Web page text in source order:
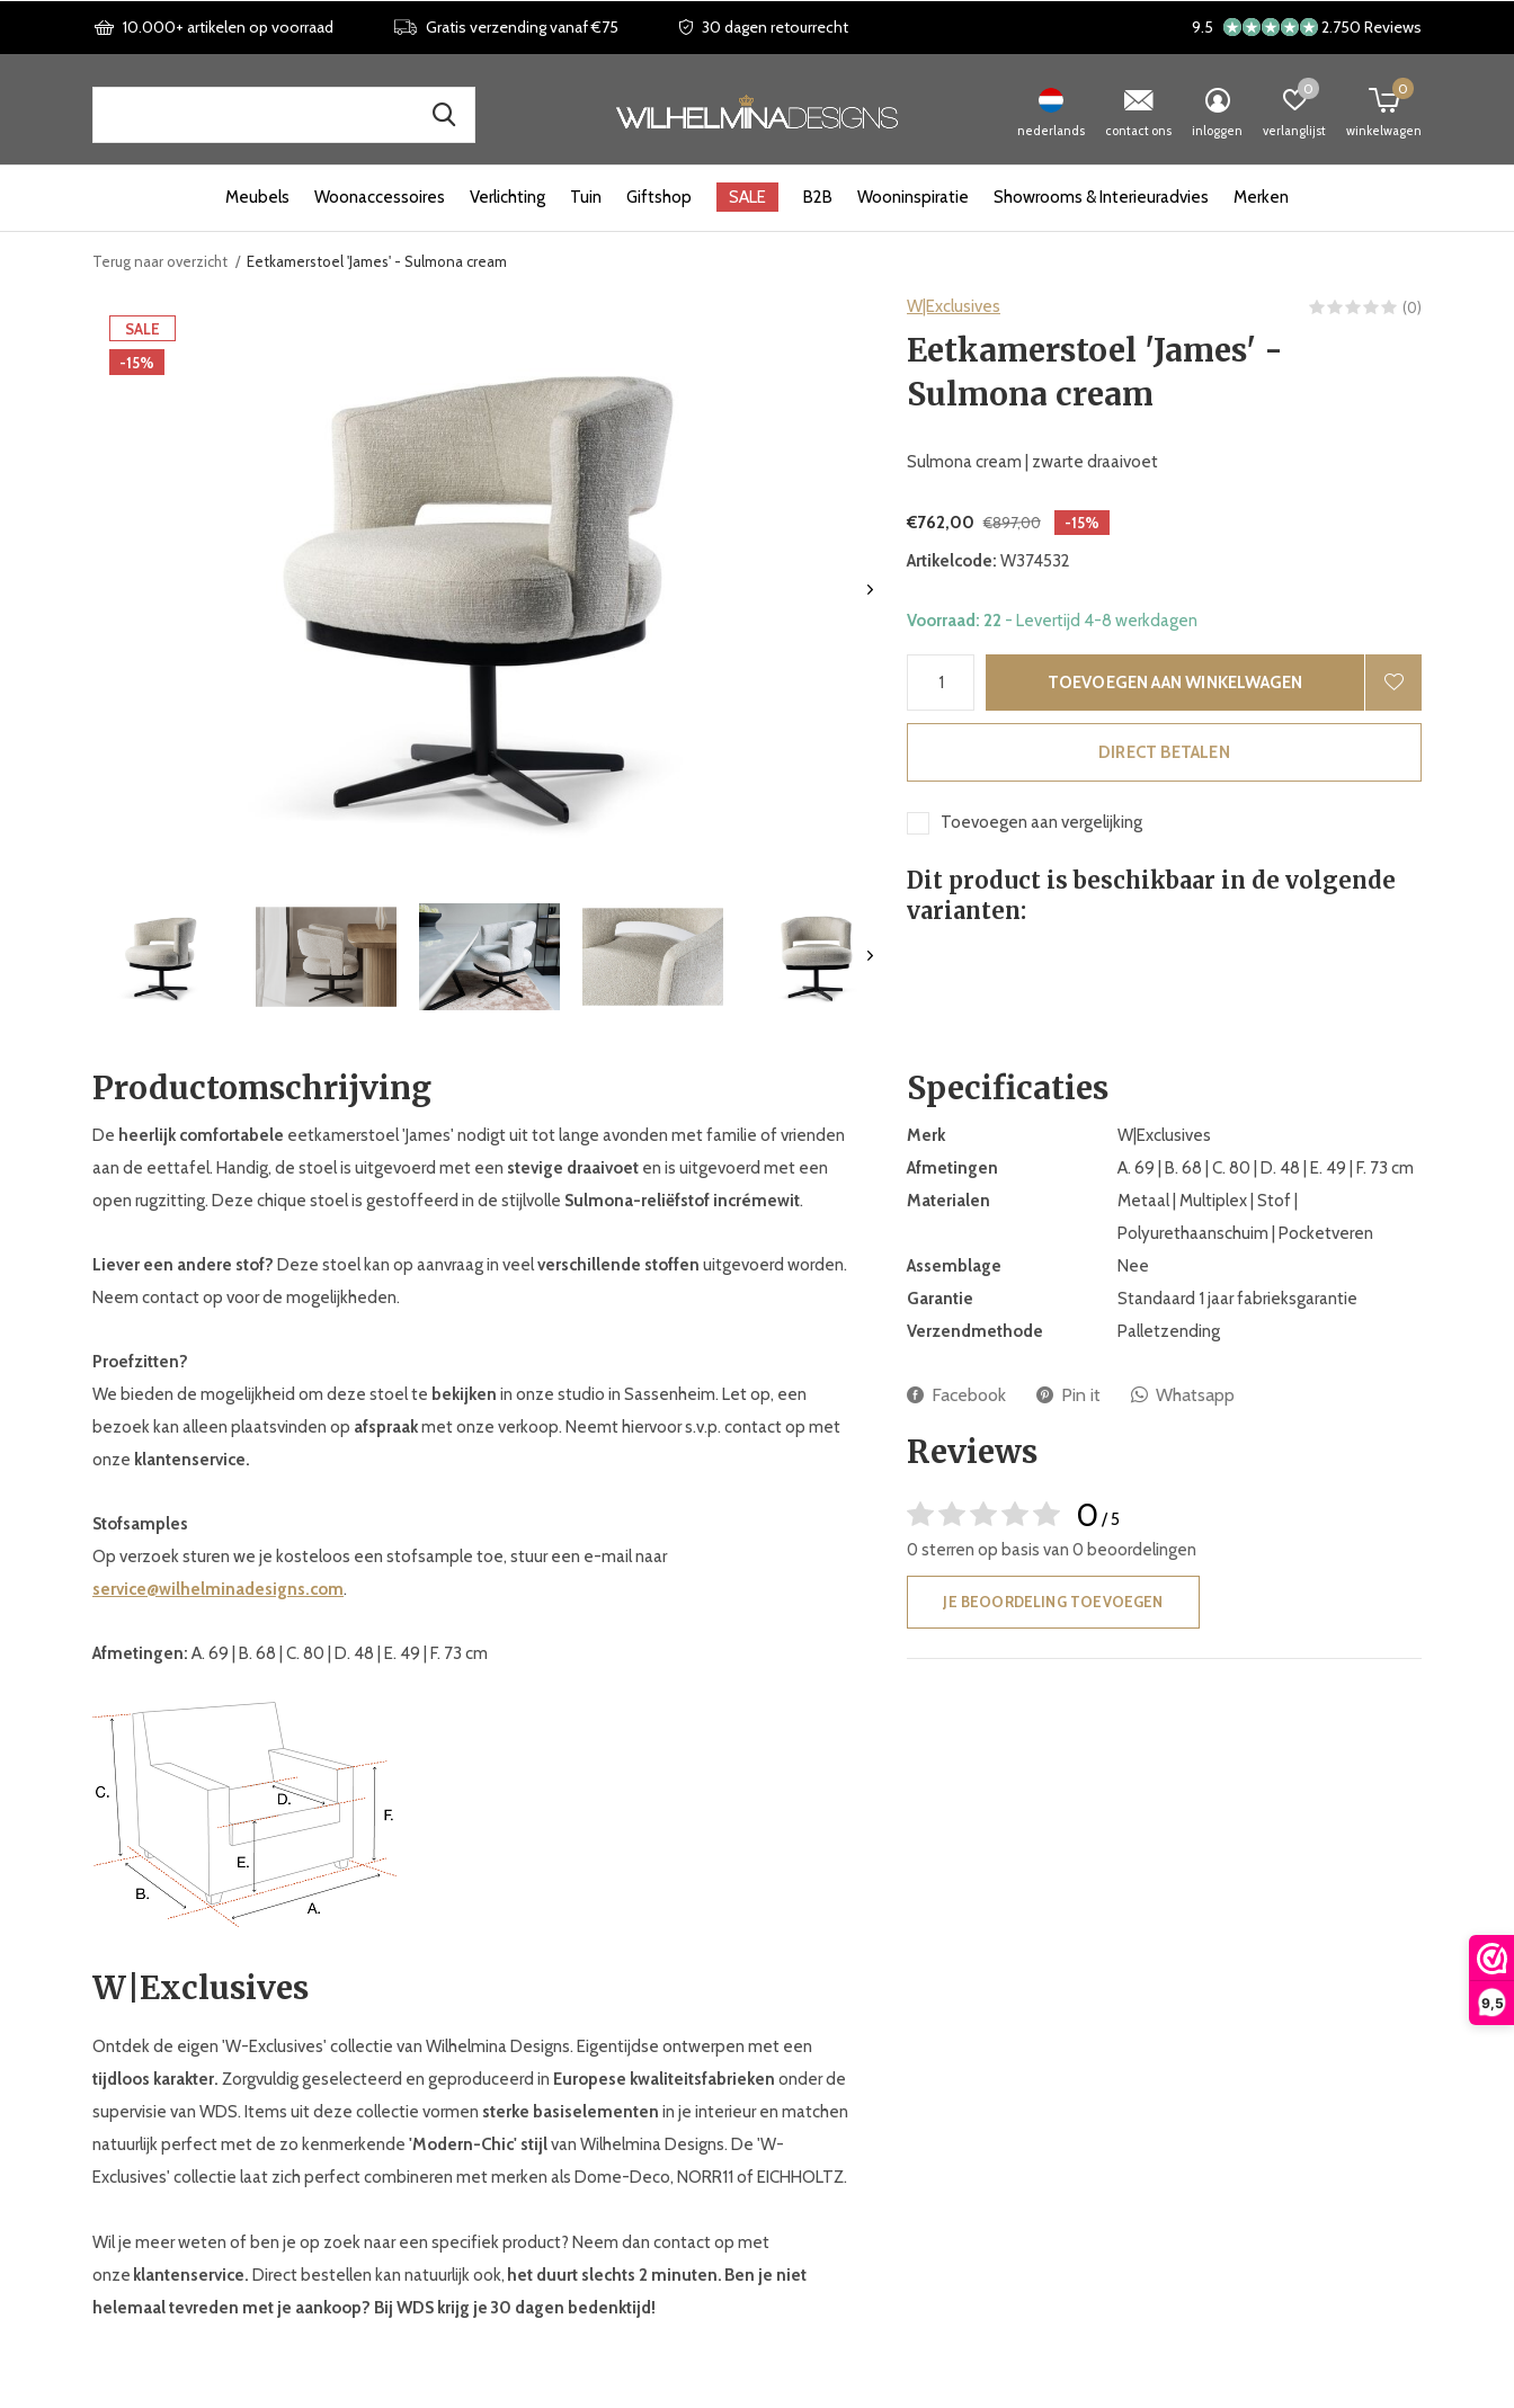
9,5
Meubels Woonaccessoires Verlichting Tuin Giftshop SALE B2B Wooninspiratie Showrooms & Interieuradvies Merken
nederlands contact ons inloggen verlanglijst
0
winkelwagen
0
10.000+ artikelen op voorraad Gratis verzending vanaf €75 30 dagen retourrecht 9.5 2.750 Reviews
Terug naar overzicht Eetkamerstoel 'James' - Sulmona cream
SALE
-15%
W|Exclusives (0)
Eetkamerstoel 'James' -
Sulmona cream
Sulmona cream | zwarte draaivoet
€762,00 €897,00 -15%
Artikelcode: W374532
Voorraad: 22 - Levertijd 4-8 werkdagen
TOEVOEGEN AAN WINKELWAGEN
DIRECT BETALEN
Toevoegen aan vergelijking
Dit product is beschikbaar in de volgende
varianten:
Productomschrijving
De heerlijk comfortabele eetkamerstoel 'James' nodigt uit tot lange avonden met familie of vrienden
aan de eettafel. Handig, de stoel is uitgevoerd met een stevige draaivoet en is uitgevoerd met een
open rugzitting. Deze chique stoel is gestoffeerd in de stijlvolle Sulmona-reliëfstof incrémewit.
Liever een andere stof? Deze stoel kan op aanvraag in veelverschillende stoffen uitgevoerd worden.
Neem contact op voor de mogelijkheden.
Proefzitten?
We bieden de mogelijkheid om deze stoel te bekijken in onze studio in Sassenheim. Let op, een
bezoek kan alleen plaatsvinden op afspraakmet onze verkoop. Neemt hiervoor s.v.p. contact op met
onze klantenservice.
Stofsamples
Op verzoek sturen we je kosteloos een stofsample toe, stuur een e-mail naar
service@wilhelminadesigns.com.
Afmetingen: A. 69 | B. 68 | C. 80 | D. 48 | E. 49 | F. 73 cm
W|Exclusives
Ontdek de eigen 'W-Exclusives' collectie van Wilhelmina Designs. Eigentijdse ontwerpen met een
tijdloos karakter. Zorgvuldig geselecteerd en geproduceerd in Europese kwaliteitsfabrieken onder de
supervisie van WDS. Items uit deze collectie vormen sterke basiselementen in je interieur en matchen
natuurlijk perfect met de zo kenmerkende 'Modern-Chic' stijlvan Wilhelmina Designs. De 'W-
Exclusives' collectie laat zich perfect combineren met merken als Dome-Deco, NORR11 of EICHHOLTZ.
Wil je meer weten of ben je op zoek naar een specifiek product? Neem dan contact op met
onze klantenservice. Direct bestellen kan natuurlijk ook, het duurt slechts 2 minuten. Ben je niet
helemaal tevreden met je aankoop? Bij WDS krijg je 30 dagen bedenktijd!
Specificaties
Merk
W|Exclusives
Afmetingen
A. 69 | B. 68 | C. 80 | D. 48 | E. 49 | F. 73 cm
Materialen
Metaal | Multiplex | Stof |
Polyurethaanschuim | Pocketveren
Assemblage
Nee
Garantie
Standaard 1 jaar fabrieksgarantie
Verzendmethode
Palletzending
Facebook Pin it Whatsapp
Reviews
0 / 5
0 sterren op basis van 0 beoordelingen
JE BEOORDELING TOEVOEGEN